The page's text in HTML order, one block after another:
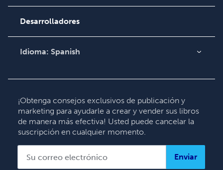
Podcast
Búsqueda de pedidos
Base de conocimientos
Comuníquese con
Desarrolladores
Idioma: Spanish
Deutsch
Français
Italiano
Español
¡Obtenga consejos exclusivos de publicación y
marketing para ayudarle a crear y vender sus libros
de manera más efectiva! Usted puede cancelar la
suscripción en cualquier momento.
Enviar